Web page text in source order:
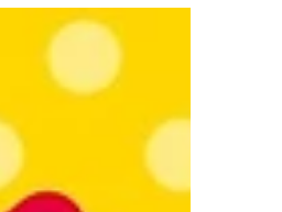
読了時間: 1分
ペーンのお知ら
of the
campaign😊🌺